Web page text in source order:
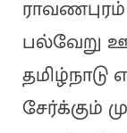
பல்வேறு
தமிழ்நாடு
சேர்க்கும்